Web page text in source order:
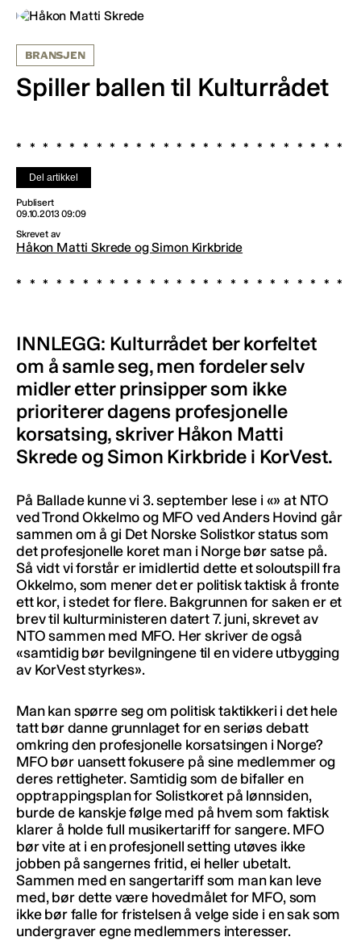
BRANSJEN
Spiller ballen til Kulturrådet
Del artikkel
Publisert
09.10.2013 09:09
Skrevet av
Håkon Matti Skrede og Simon Kirkbride
INNLEGG: Kulturrådet ber korfeltet
om å samle seg, men fordeler selv
midler etter prinsipper som ikke
prioriterer dagens profesjonelle
korsatsing, skriver Håkon Matti
Skrede og Simon Kirkbride i KorVest.
På Ballade kunne vi 3. september lese i «» at NTO
ved Trond Okkelmo og MFO ved Anders Hovind går
sammen om å gi Det Norske Solistkor status som
det profesjonelle koret man i Norge bør satse på.
Så vidt vi forstår er imidlertid dette et soloutspill fra
Okkelmo, som mener det er politisk taktisk å fronte
ett kor, i stedet for flere. Bakgrunnen for saken er et
brev til kulturministeren datert 7. juni, skrevet av
NTO sammen med MFO. Her skriver de også
«samtidig bør bevilgningene til en videre utbygging
av KorVest styrkes».
Man kan spørre seg om politisk taktikkeri i det hele
tatt bør danne grunnlaget for en seriøs debatt
omkring den profesjonelle korsatsingen i Norge?
MFO bør uansett fokusere på sine medlemmer og
deres rettigheter. Samtidig som de bifaller en
opptrappingsplan for Solistkoret på lønnsiden,
burde de kanskje følge med på hvem som faktisk
klarer å holde full musikertariff for sangere. MFO
bør vite at i en profesjonell setting utøves ikke
jobben på sangernes fritid, ei heller ubetalt.
Sammen med en sangertariff som man kan leve
med, bør dette være hovedmålet for MFO, som
ikke bør falle for fristelsen å velge side i en sak som
undergraver egne medlemmers interesser.